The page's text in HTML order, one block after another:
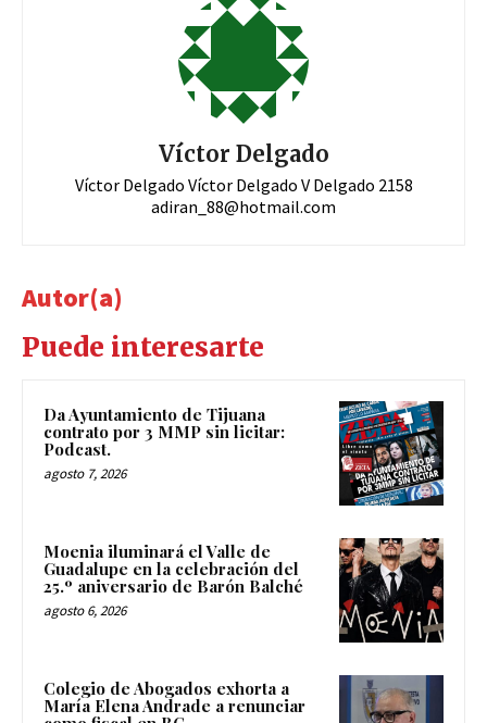
Víctor Delgado
Víctor Delgado Víctor Delgado V Delgado 2158
adiran_88@hotmail.com
Autor(a)
Puede interesarte
Da Ayuntamiento de Tijuana
contrato por 3 MMP sin licitar:
Podcast.
Moenia iluminará el Valle de
Guadalupe en la celebración del
25.º aniversario de Barón Balché
agosto 6, 2026
Colegio de Abogados exhorta a
María Elena Andrade a renunciar
como fiscal en BC